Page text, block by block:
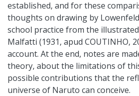
established, and for these
thoughts on drawing by
school practice from the
Malfatti (1931, apud COUTINHO,
account. At the end, notes are
theory, about the limitations of
possible contributions that the
universe of Naruto can conceive.